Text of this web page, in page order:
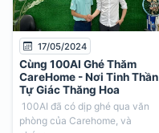
17/05/2024
Cùng 100AI Ghé Thăm
CareHome - Nơi Tinh Thần
Tự Giác Thăng Hoa
100AI đã có dịp ghé qua văn
phòng của Carehome, và